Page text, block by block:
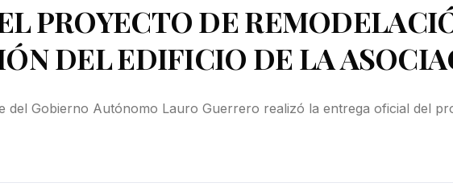
PROYECTO DE
DEL EDIFICIO DE LA
del Gobierno Autónomo Lauro Guerrero realizó la entrega oficial del